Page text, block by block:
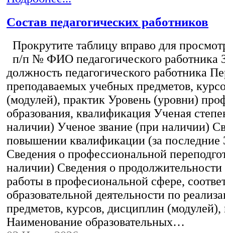
Состав педагогических работников
Прокрутите таблицу вправо для
п/п № ФИО педагогического работника
должность педагогического работника
преподаваемых учебных предметов,
(модулей), практик Уровень (уровни)
образования, квалификация Ученая
наличии) Ученое звание (при наличии)
повышении квалификации (за последние
Сведения о профессиональной
наличии) Сведения о
работы в професиональной сфере,
образовательной деятельности по
предметов, курсов, дисциплин (модулей),
Наименование образовательных…